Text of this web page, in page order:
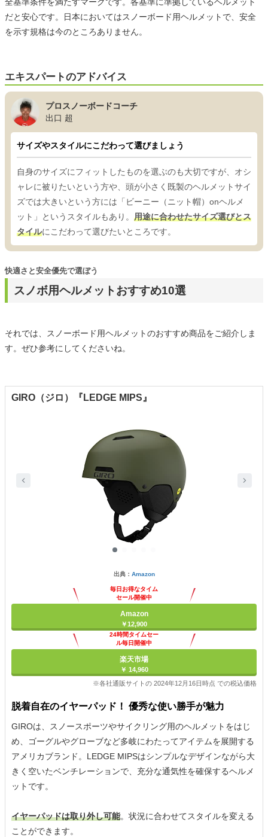
全基準条件を満たすマークです。各基準に準拠しているヘルメット
だと安心です。日本においてはスノーボード用ヘルメットで、安全
を示す規格は今のところありません。
エキスパートのアドバイス
プロスノーボードコーチ
出口 超
サイズやスタイルにこだわって選びましょう
自身のサイズにフィットしたものを選ぶのも大切ですが、オシ
ャレに被りたいという方や、頭が小さく既製のヘルメットサイ
ズでは大きいという方には「ビーニー（ニット帽）onヘルメ
ット」というスタイルもあり。 用途に合わせたサイズ選びとス
タイルにこだわって選びたいところです。
スノボ用ヘルメットおすすめ10選
快適さと安全優先で選ぼう
それでは、スノーボード用ヘルメットのおすすめ商品をご紹介しま
す。ぜひ参考にしてくださいね。
GIRO（ジロ）『LEDGE MIPS』
出典： Amazon
毎日お得なタイム
セール開催中
Amazon
￥12,900
24時間タイムセー
ル毎日開催中
楽天市場
￥ 14,960
※各社通販サイトの 2024年12月16日時点 での税込価格
脱着自在のイヤーパッド！ 優秀な使い勝手が魅力
GIROは、スノースポーツやサイクリング用のヘルメットをはじ
め、ゴーグルやグローブなど多岐にわたってアイテムを展開する
アメリカブランド。LEDGE MIPSはシンプルなデザインながら大
きく空いたベンチレーションで、充分な通気性を確保するヘルメ
ットです。
イヤーパッドは取り外し可能。状況に合わせてスタイルを変える
ことができます。